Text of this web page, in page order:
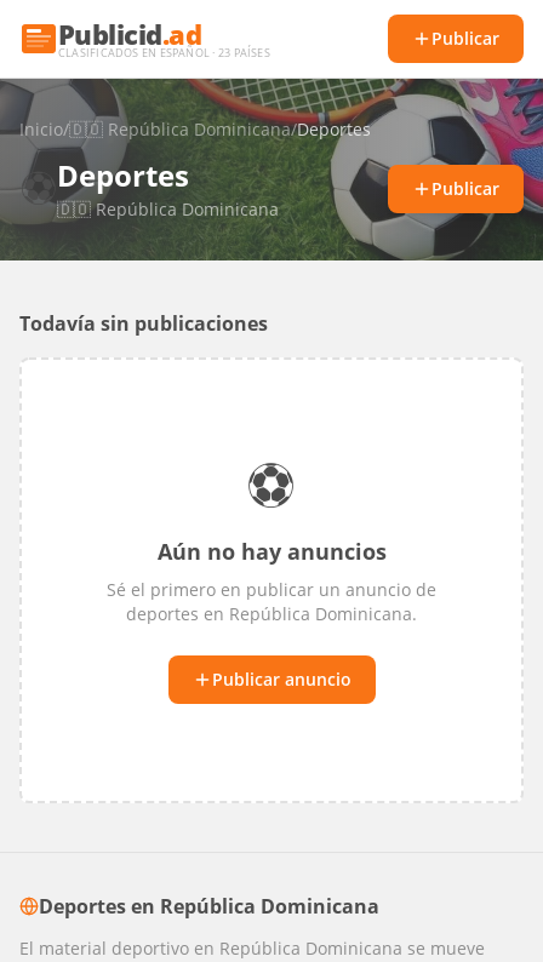
Publicid.ad
CLASIFICADOS EN ESPAÑOL · 23 PAÍSES
Publicar
Inicio/🇩🇴 República Dominicana/Deportes
⚽Deportes
🇩🇴 República Dominicana
Publicar
Todavía sin publicaciones
⚽
Aún no hay anuncios
Sé el primero en publicar un anuncio de
deportes en República Dominicana.
Publicar anuncio
Deportesen República Dominicana
El material deportivo en República Dominicana se mueve